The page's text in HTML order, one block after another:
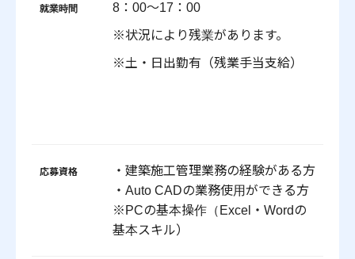
就業時間 8：00～17：00
※状況により残業があります。
※土・日出勤有（残業手当支給）
応募資格
・建築施工管理業務の経験がある方
・Auto CADの業務使用ができる方
※PCの基本操作（Excel・Wordの
基本スキル）